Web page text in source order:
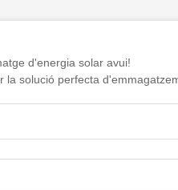
d'energia solar avui!
solució perfecta